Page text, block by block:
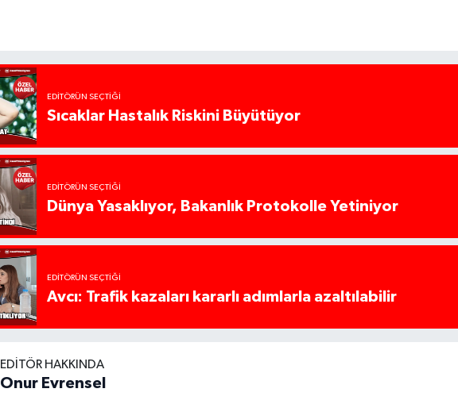
EDITÖRÜN SEÇTIĞI
Sıcaklar Hastalık Riskini Büyütüyor
EDITÖRÜN SEÇTIĞI
Dünya Yasaklıyor, Bakanlık Protokolle Yetiniyor
EDITÖRÜN SEÇTIĞI
Avcı: Trafik kazaları kararlı adımlarla azaltılabilir
EDITÖR HAKKINDA
Onur Evrensel